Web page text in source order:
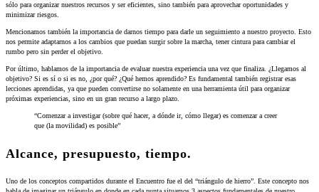
sólo para organizar nuestros recursos y ser eficientes, sino también para aprovechar oportunidades y
minimizar riesgos.
Mencionamos también la importancia de darnos tiempo para darle un seguimiento a nuestro proyecto. Esto
nos permite adaptarnos a los cambios que puedan surgir sobre la marcha, tener cintura para cambiar el
rumbo pero sin perder el objetivo.
Por último, hablamos de la importancia de evaluar nuestra experiencia una vez que finaliza. ¿Llegamos al
objetivo? Si es sí o si es no, ¿por qué? ¿Qué hemos aprendido? Es fundamental también registrar esas
lecciones aprendidas, ya que pueden convertirse no solamente en una herramienta útil para organizar
próximas experiencias, sino en un gran recurso a largo plazo.
“Comenzar a investigar (sobre qué hacer, a dónde ir, cómo llegar) es comenzar a creer
que (la movilidad) es posible”
Alcance, presupuesto, tiempo.
Uno de los conceptos compartidos durante el Encuentro fue el del “triángulo de hierro”. Este concepto nos